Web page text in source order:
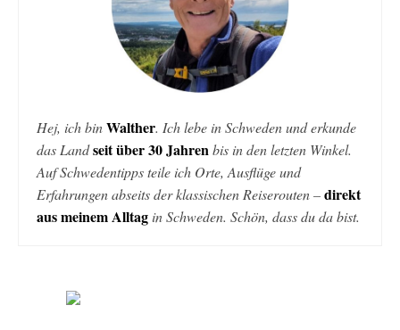
Hej, ich binWalther. Ich lebe in Schweden und erkunde
das Landseit über 30 Jahrenbis in den letzten Winkel.
Auf Schwedentipps teile ich Orte, Ausflüge und
Erfahrungen abseits der klassischen Reiserouten –direkt
aus meinem Alltag in Schweden. Schön, dass du da bist.